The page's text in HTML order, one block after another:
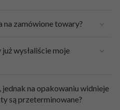
na zamówione towary?
już wysłaliście moje
na opakowaniu widnieje
są przeterminowane?